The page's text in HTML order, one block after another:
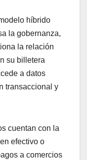
híbrido
la gobernanza,
la relación
su billetera
a datos
transaccional y
cuentan con la
efectivo o
a comercios